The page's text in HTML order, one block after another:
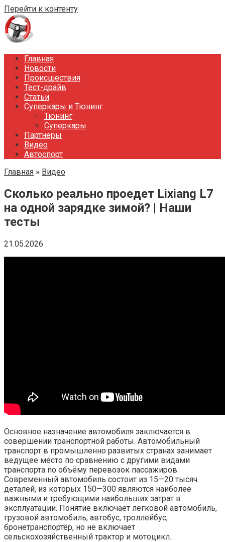
Перейти к контенту
Главная
Новости
Происшествия
Тест-драйв
Статьи
Суперкары и Тюнинг
Тюнинг
Суперкары
Партнеры
Видео
Автоспорт
Главная » Видео
Сколько реально проедет Lixiang L7
на одной зарядке зимой? | Наши
тесты
21.05.2026
Основное назначение автомобиля заключается в
совершении транспортной работы. Автомобильный
транспорт в промышленно развитых странах занимает
ведущее место по сравнению с другими видами
транспорта по объёму перевозок пассажиров.
Современный автомобиль состоит из 15—20 тысяч
деталей, из которых 150—300 являются наиболее
важными и требующими наибольших затрат в
эксплуатации. Понятие включает легковой автомобиль,
грузовой автомобиль, автобус, троллейбус,
бронетранспортёр, но не включает
сельскохозяйственный трактор и мотоцикл.